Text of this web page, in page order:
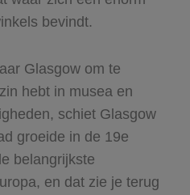
bevindt.
Glasgow om te
hebt in musea en
schiet Glasgow
groeide in de 19e
belangrijkste
en dat zie je terug